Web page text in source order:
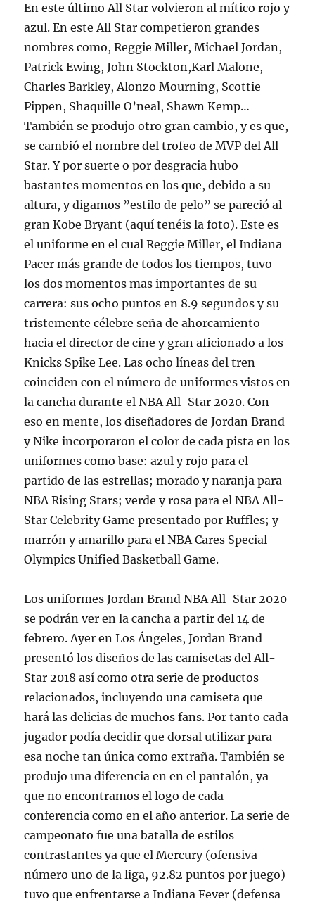
En este último All Star volvieron al mítico rojo y
azul. En este All Star competieron grandes
nombres como, Reggie Miller, Michael Jordan,
Patrick Ewing, John Stockton,Karl Malone,
Charles Barkley, Alonzo Mourning, Scottie
Pippen, Shaquille O’neal, Shawn Kemp…
También se produjo otro gran cambio, y es que,
se cambió el nombre del trofeo de MVP del All
Star. Y por suerte o por desgracia hubo
bastantes momentos en los que, debido a su
altura, y digamos ”estilo de pelo” se pareció al
gran Kobe Bryant (aquí tenéis la foto). Este es
el uniforme en el cual Reggie Miller, el Indiana
Pacer más grande de todos los tiempos, tuvo
los dos momentos mas importantes de su
carrera: sus ocho puntos en 8.9 segundos y su
tristemente célebre seña de ahorcamiento
hacia el director de cine y gran aficionado a los
Knicks Spike Lee. Las ocho líneas del tren
coinciden con el número de uniformes vistos en
la cancha durante el NBA All-Star 2020. Con
eso en mente, los diseñadores de Jordan Brand
y Nike incorporaron el color de cada pista en los
uniformes como base: azul y rojo para el
partido de las estrellas; morado y naranja para
NBA Rising Stars; verde y rosa para el NBA All-
Star Celebrity Game presentado por Ruffles; y
marrón y amarillo para el NBA Cares Special
Olympics Unified Basketball Game.
Los uniformes Jordan Brand NBA All-Star 2020
se podrán ver en la cancha a partir del 14 de
febrero. Ayer en Los Ángeles, Jordan Brand
presentó los diseños de las camisetas del All-
Star 2018 así como otra serie de productos
relacionados, incluyendo una camiseta que
hará las delicias de muchos fans. Por tanto cada
jugador podía decidir que dorsal utilizar para
esa noche tan única como extraña. También se
produjo una diferencia en en el pantalón, ya
que no encontramos el logo de cada
conferencia como en el año anterior. La serie de
campeonato fue una batalla de estilos
contrastantes ya que el Mercury (ofensiva
número uno de la liga, 92.82 puntos por juego)
tuvo que enfrentarse a Indiana Fever (defensa